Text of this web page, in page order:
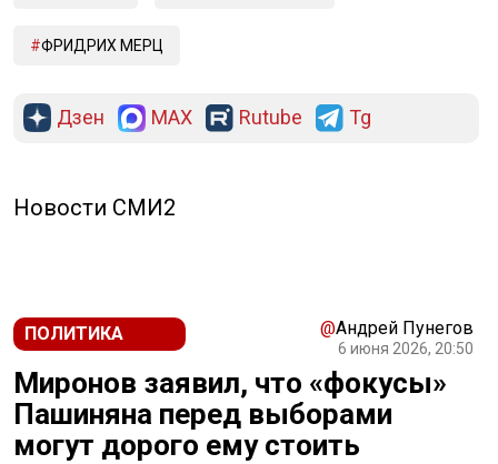
ФРИДРИХ МЕРЦ
Дзен MAX Rutube Tg
Новости СМИ2
ПОЛИТИКА @Андрей Пунегов
6 июня 2026, 20:50
Миронов заявил, что «фокусы»
Пашиняна перед выборами
могут дорого ему стоить